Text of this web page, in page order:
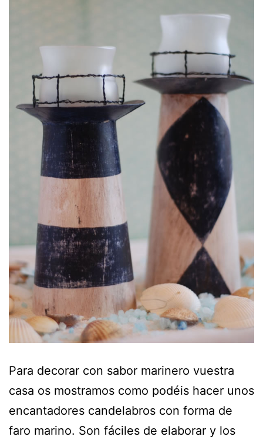
Para decorar con sabor marinero vuestra
casa os mostramos como podéis hacer unos
encantadores candelabros con forma de
faro marino. Son fáciles de elaborar y los